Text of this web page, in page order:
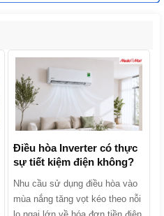
Điều hòa Inverter có thực
sự tiết kiệm điện không?
Nhu cầu sử dụng điều hòa vào
mùa nắng tăng vọt kéo theo nỗi